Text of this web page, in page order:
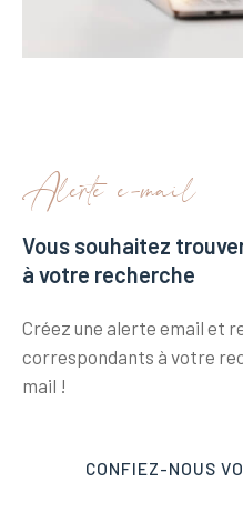
alerte e-mail
Vous souhaitez
à votre recherche
Créez une alerte email et
correspondants à votre
mail !
CONFIEZ-NOUS